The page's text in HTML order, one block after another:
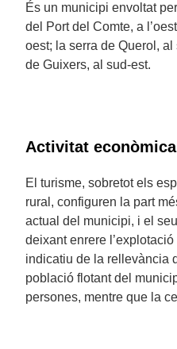
És un municipi envoltat
del Port del Comte, a
oest; la serra de Querol,
de Guixers, al sud-est.
Activitat econòmica
El turisme, sobretot els
rural, configuren la part
actual del municipi, i el
deixant enrere
indicatiu de la rellevància
població flotant del
persones, mentre que la